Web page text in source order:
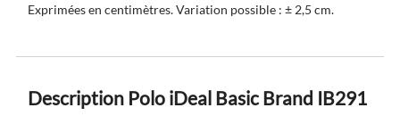
Exprimées en centimètres. Variation possible : ± 2,5 cm.
Description Polo iDeal Basic Brand IB291